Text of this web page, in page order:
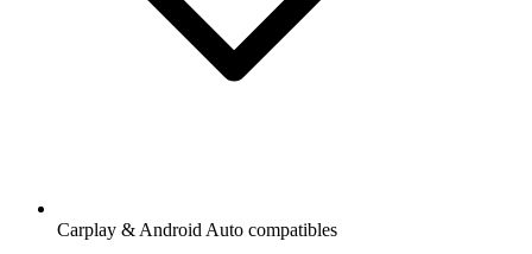
Carplay & Android Auto compatibles